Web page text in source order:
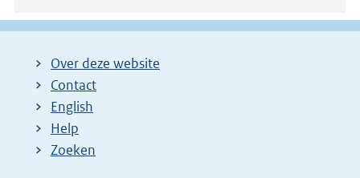
Over deze website
Contact
English
Help
Zoeken